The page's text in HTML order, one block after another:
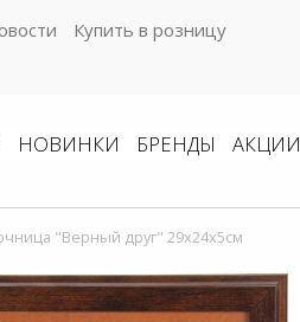
Купить в розницу
НОВИНКИ БРЕНДЫ АКЦИИ
"Верный друг" 29х24x5см